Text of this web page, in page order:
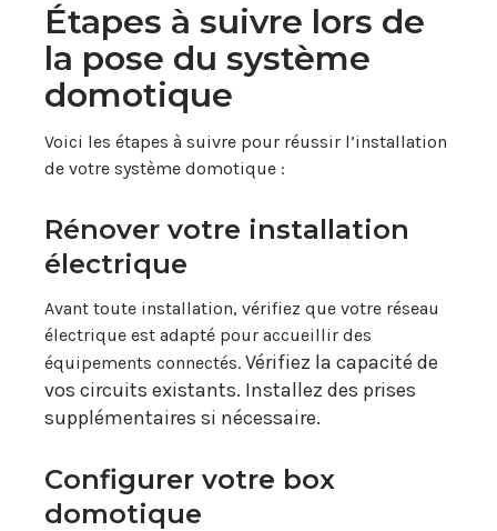
Étapes à suivre lors de
la pose du système
domotique
Voici les étapes à suivre pour réussir l’installation
de votre système domotique :
Rénover votre installation
électrique
Avant toute installation, vérifiez que votre réseau
électrique est adapté pour accueillir des
équipements connectés. Vérifiez la capacité de
vos circuits existants. Installez des prises
supplémentaires si nécessaire.
Configurer votre box
domotique